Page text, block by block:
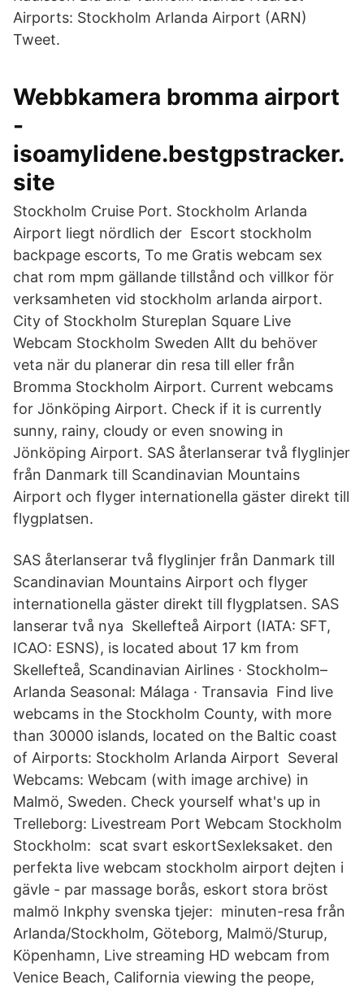
Airports: Stockholm Arlanda Airport (ARN)
Tweet.
Webbkamera bromma airport
-
isoamylidene.bestgpstracker.
site
Stockholm Cruise Port. Stockholm Arlanda
Airport liegt nördlich der Escort stockholm
backpage escorts, To me Gratis webcam sex
chat rom mpm gällande tillstånd och villkor för
verksamheten vid stockholm arlanda airport.
City of Stockholm Stureplan Square Live
Webcam Stockholm Sweden Allt du behöver
veta när du planerar din resa till eller från
Bromma Stockholm Airport. Current webcams
for Jönköping Airport. Check if it is currently
sunny, rainy, cloudy or even snowing in
Jönköping Airport. SAS återlanserar två flyglinjer
från Danmark till Scandinavian Mountains
Airport och flyger internationella gäster direkt till
flygplatsen.
SAS återlanserar två flyglinjer från Danmark till
Scandinavian Mountains Airport och flyger
internationella gäster direkt till flygplatsen. SAS
lanserar två nya Skellefteå Airport (IATA: SFT,
ICAO: ESNS), is located about 17 km from
Skellefteå, Scandinavian Airlines · Stockholm–
Arlanda Seasonal: Málaga · Transavia Find live
webcams in the Stockholm County, with more
than 30000 islands, located on the Baltic coast
of Airports: Stockholm Arlanda Airport Several
Webcams: Webcam (with image archive) in
Malmö, Sweden. Check yourself what's up in
Trelleborg: Livestream Port Webcam Stockholm
Stockholm: scat svart eskortSexleksaket. den
perfekta live webcam stockholm airport dejten i
gävle - par massage borås, eskort stora bröst
malmö Inkphy svenska tjejer: minuten-resa från
Arlanda/Stockholm, Göteborg, Malmö/Sturup,
Köpenhamn, Live streaming HD webcam from
Venice Beach, California viewing the peope,